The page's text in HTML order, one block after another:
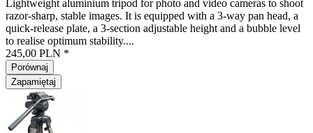
Lightweight aluminium tripod for photo and video cameras to shoot
razor-sharp, stable images. It is equipped with a 3-way pan head, a
quick-release plate, a 3-section adjustable height and a bubble level
to realise optimum stability....
245,00 PLN *
Porównaj
Zapamiętaj